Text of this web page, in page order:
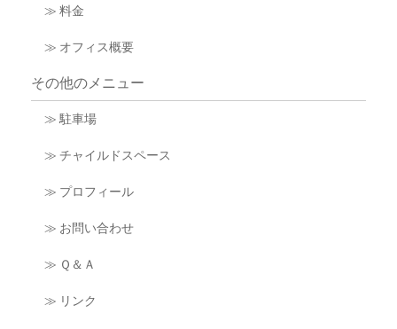
≫ 料金
≫ オフィス概要
その他のメニュー
≫ 駐車場
≫ チャイルドスペース
≫ プロフィール
≫ お問い合わせ
≫ Ｑ＆Ａ
≫ リンク